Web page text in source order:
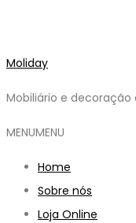
Moliday
Mobiliário e decoração
MENUMENU
Home
Sobre nós
Loja Online